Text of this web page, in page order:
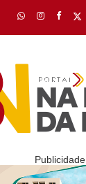
Publicidade